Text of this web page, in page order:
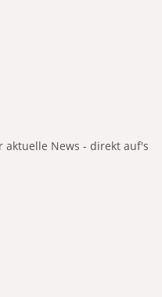
aktuelle News - direkt auf's